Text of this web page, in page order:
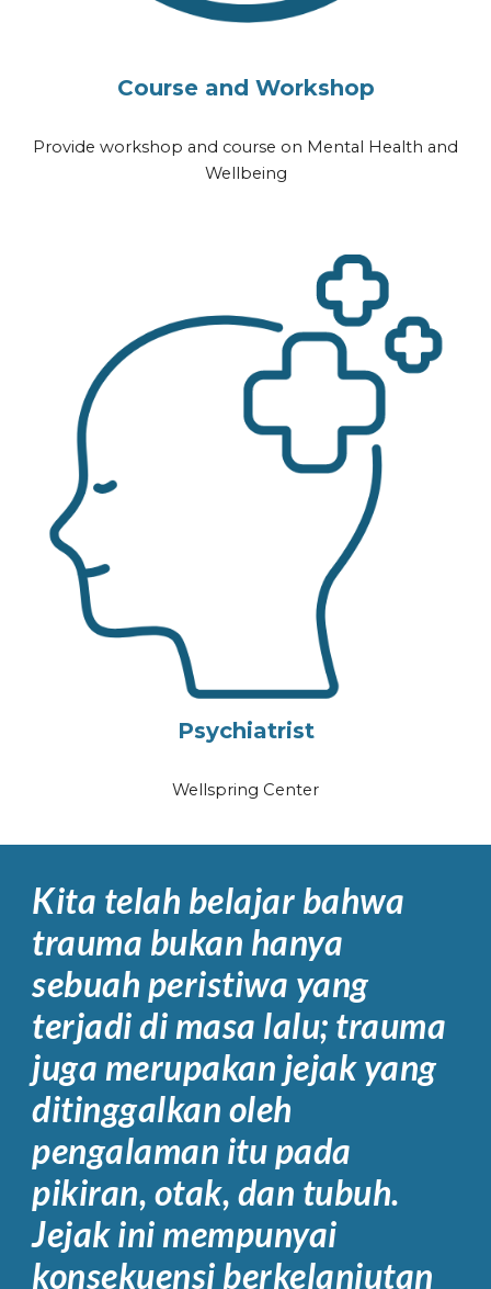
Course and Workshop
Provide workshop and course on Mental Health and
Wellbeing
Psychiatrist
Wellspring Center
Kita telah belajar bahwa
trauma bukan hanya
sebuah peristiwa yang
terjadi di masa lalu; trauma
juga merupakan jejak yang
ditinggalkan oleh
pengalaman itu pada
pikiran, otak, dan tubuh.
Jejak ini mempunyai
konsekuensi berkelanjutan